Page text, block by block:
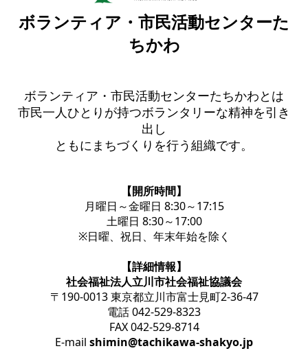
ボランティア・市民活動センターた
ちかわ
ボランティア・市民活動センターたちかわとは
市民一人ひとりが持つボランタリーな精神を引き
出し
ともにまちづくりを行う組織です。
【開所時間】
月曜日～金曜日 8:30～17:15
土曜日 8:30～17:00
※日曜、祝日、年末年始を除く
【詳細情報】
社会福祉法人立川市社会福祉協議会
〒190-0013 東京都立川市富士見町2-36-47
電話 042-529-8323
FAX 042-529-8714
E-mail shimin@tachikawa-shakyo.jp